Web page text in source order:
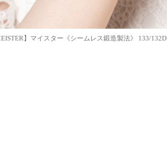
】マイスター《シームレス鍛造製法》 133/132D